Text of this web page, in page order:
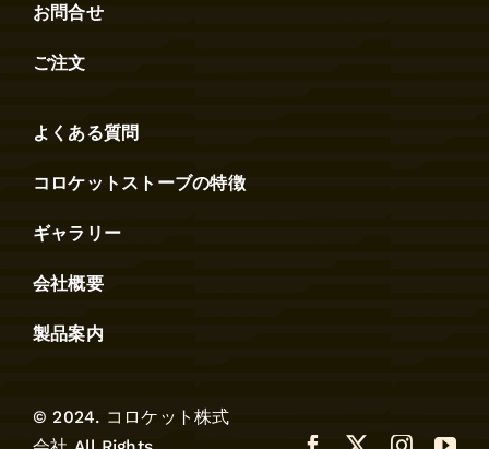
お問合せ
ご注文
よくある質問
コロケットストーブの特徴
ギャラリー
会社概要
製品案内
© 2024. コロケット株式